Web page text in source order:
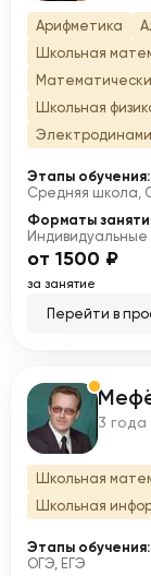
Арифметика
Школьная
Школьная
Этапы обучения:
Средняя школа,
Форматы
Индивидуальные
от 1500 ₽
за занятие
Перейти в
М 3 года
Школьная
Школьная
Этапы обучения:
ОГЭ, ЕГЭ